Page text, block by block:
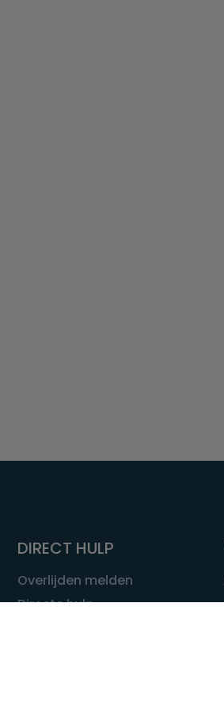
DIRECT HULP
Overlijden melden
Directe hulp